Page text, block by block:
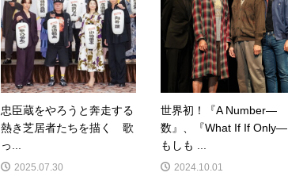
忠臣蔵をやろうと奔走する
熱き芝居者たちを描く 歌
っ...
2025.07.30
世界初！『A Number―
数』、『What If If Only―
もしも ...
2024.10.01